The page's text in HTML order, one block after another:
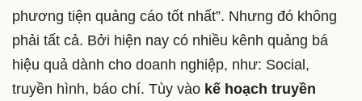
phương tiện quảng cáo tốt nhất”. Nhưng đó không
phải tất cả. Bởi hiện nay có nhiều kênh quảng bá
hiệu quả dành cho doanh nghiệp, như: Social,
truyền hình, báo chí. Tùy vào kế hoạch truyền